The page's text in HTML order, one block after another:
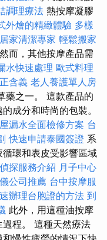
調理療法 熱按摩凝膠
外燴的精緻體驗 多樣
家清潔專家 輕鬆搬家
然而，其他按摩產品需
水快速處理 歐式料理
含義 老人養護單人房
藥之一。 這款產品的
成分和時尚的包裝。
漏水全面檢修方案 台
快速申請泰國簽證 系
環和表皮受影響區域
偵探服務介紹 月子中心
公司推薦 台中按摩服
辦理台胞證的方法 到
此外，用這種油按摩
程。 這種天然療法